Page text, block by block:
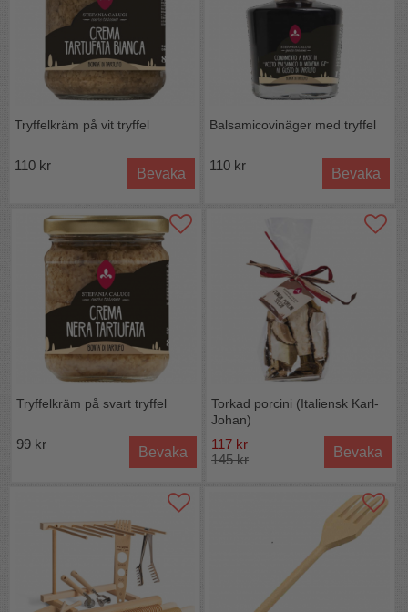
Tryffelkräm på vit tryffel
110 kr
Bevaka
Balsamicovinäger med tryffel
110 kr
Bevaka
Tryffelkräm på svart tryffel
99 kr
Bevaka
Torkad porcini (Italiensk Karl-
Johan)
117 kr
145 kr
Bevaka